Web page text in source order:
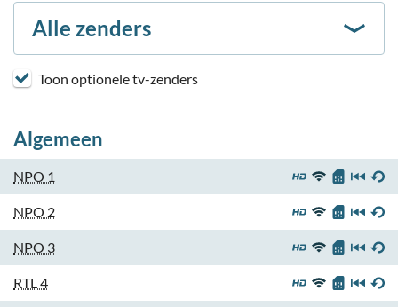
Alle zenders
Toon optionele tv-zenders
Algemeen
NPO 1
NPO 2
NPO 3
RTL 4